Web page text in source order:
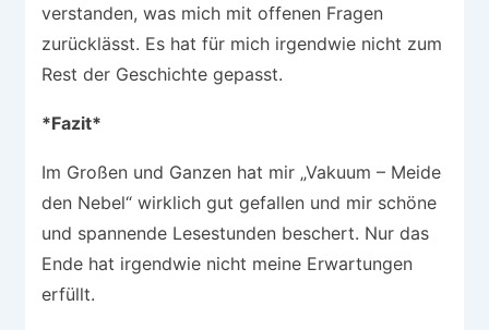
verstanden, was mich mit offenen Fragen
zurücklässt. Es hat für mich irgendwie nicht zum
Rest der Geschichte gepasst.
*Fazit*
Im Großen und Ganzen hat mir „Vakuum – Meide
den Nebel“ wirklich gut gefallen und mir schöne
und spannende Lesestunden beschert. Nur das
Ende hat irgendwie nicht meine Erwartungen
erfüllt.